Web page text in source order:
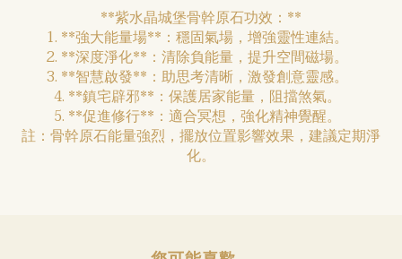
**紫水晶城堡骨幹原石功效：**
1. **強大能量場**：穩固氣場，增強靈性連結。
2. **深度淨化**：清除負能量，提升空間磁場。
3. **智慧啟發**：助思考清晰，激發創意靈感。
4. **鎮宅辟邪**：保護居家能量，阻擋煞氣。
5. **促進修行**：適合冥想，強化精神覺醒。
註：骨幹原石能量強烈，擺放位置影響效果，建議定期淨
化。